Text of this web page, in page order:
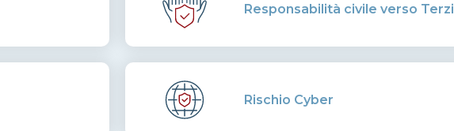
Responsabilità civile verso Terzi
Rischio Cyber